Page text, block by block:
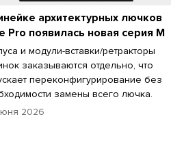
архитектурных лючков
Pro появилась новая серия M
и модули-вставки/ретракторы
заказываются отдельно, что
переконфигурирование без
замены всего лючка.
2026